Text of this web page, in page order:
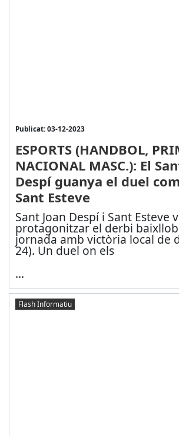
Publicat: 03-12-2023
ESPORTS (HANDBOL,
NACIONAL MASC.): El
Despí guanya el duel
Sant Esteve
Sant Joan Despí i Sant Esteve
protagonitzar el derbi
jornada amb victòria local de
24). Un duel on els
...
Flash Informatiu